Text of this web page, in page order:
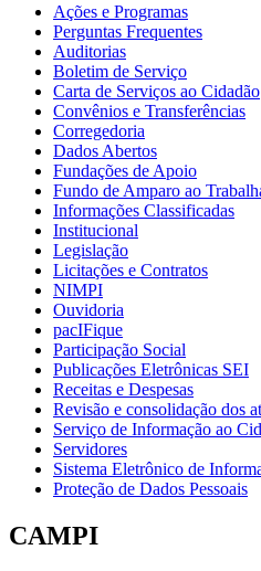
Ações e Programas
Perguntas Frequentes
Auditorias
Boletim de Serviço
Carta de Serviços ao Cidadão
Convênios e Transferências
Corregedoria
Dados Abertos
Fundações de Apoio
Fundo de Amparo ao
Informações Classificadas
Institucional
Legislação
Licitações e Contratos
NIMPI
Ouvidoria
pacIFique
Participação Social
Publicações Eletrônicas SEI
Receitas e Despesas
Revisão e consolidação dos
Serviço de Informação ao
Servidores
Sistema Eletrônico de
Proteção de Dados Pessoais
CAMPI